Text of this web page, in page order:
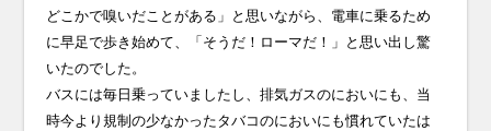
どこかで嗅いだことがある」と思いながら、電車に乗るため
に早足で歩き始めて、「そうだ！ローマだ！」と思い出し驚
いたのでした。
バスには毎日乗っていましたし、排気ガスのにおいにも、当
時今より規制の少なかったタバコのにおいにも慣れていたは